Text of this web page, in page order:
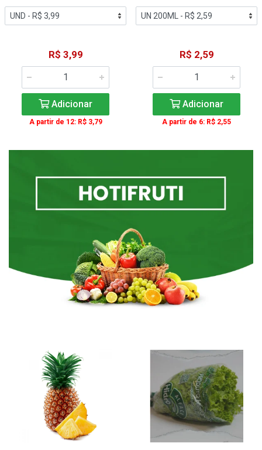
R$ 3,99
Adicionar
A partir de 12: R$ 3,79
R$ 2,59
Adicionar
A partir de 6: R$ 2,55